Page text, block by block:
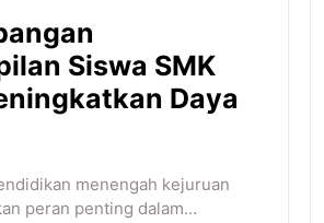
Siswa SMK
Daya
menengah kejuruan
peran penting dalam…